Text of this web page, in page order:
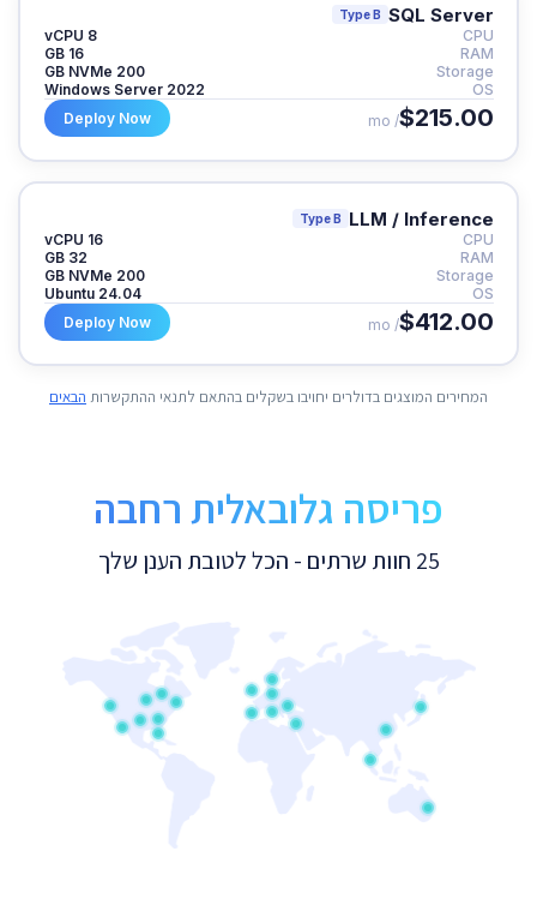
SQL Server
Type B
CPU
8 vCPU
RAM
16 GB
Storage
200 GB NVMe
OS
Windows Server 2022
$215.00
/ mo
Deploy Now
LLM / Inference
Type B
CPU
16 vCPU
RAM
32 GB
Storage
200 GB NVMe
OS
Ubuntu 24.04
$412.00
/ mo
Deploy Now
המחירים המוצגים בדולרים יחויבו בשקלים בהתאם לתנאי ההתקשרות הבאים
פריסה גלובאלית רחבה
25 חוות שרתים - הכל לטובת הענן שלך